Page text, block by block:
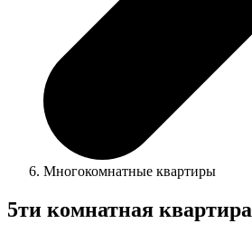
Многокомнатные квартиры
5ти комнатная квартира